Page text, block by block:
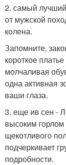
2. самый
от мужской
колена.
Запомните,
короткое
молчаливая
одна активная
ваши глаза.
3. еще ив сен -
высоким
щекотливого
подчеркивает
подробности.